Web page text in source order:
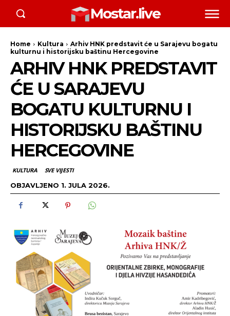
Mostar.live
Home Kultura
Arhiv HNK predstavit će u Sarajevu bogatu
kulturnu i historijsku baštinu Hercegovine
ARHIV HNK PREDSTAVIT
ĆE U SARAJEVU
BOGATU KULTURNU I
HISTORIJSKU BAŠTINU
HERCEGOVINE
KULTURA SVE VIJESTI
OBJAVLJENO 1. JULA 2026.